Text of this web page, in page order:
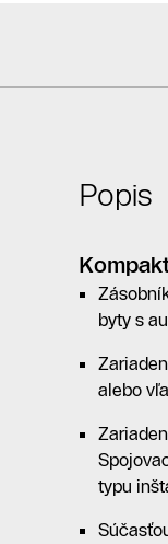
Popis
byty s
alebo
typu